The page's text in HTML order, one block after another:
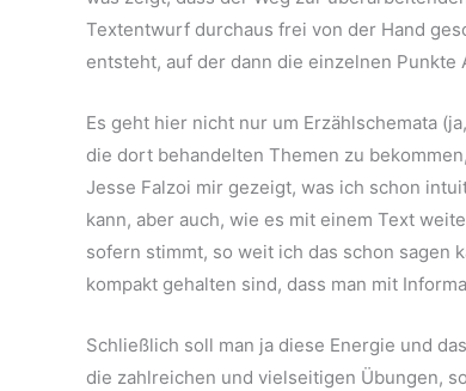
Textentwurf durchaus frei von der Hand
entsteht, auf der dann die einzelnen Punkte
Es geht hier nicht nur um Erzählschemata
die dort behandelten Themen zu
Jesse Falzoi mir gezeigt, was ich schon
kann, aber auch, wie es mit einem Text
sofern stimmt, so weit ich das schon sagen
kompakt gehalten sind, dass man mit
Schließlich soll man ja diese Energie und
die zahlreichen und vielseitigen Übungen,